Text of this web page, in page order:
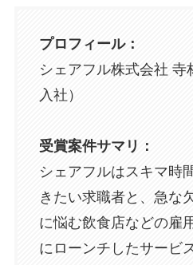
プロフィール：
シェアフル株式会社 寺
入社）
受賞案件サマリ：
シェアフルはスキマ時
きたい求職者と、急な
に悩む飲食店などの雇
にローンチしたサービ